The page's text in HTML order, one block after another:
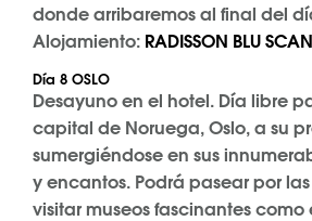
donde arribaremos al final del
Alojamiento: RADISSON BLU
Día 8 OSLO
Desayuno en el hotel. Día libre
capital de Noruega, Oslo, a su
sumergiéndose en sus
y encantos. Podrá pasear por
visitar museos fascinantes como